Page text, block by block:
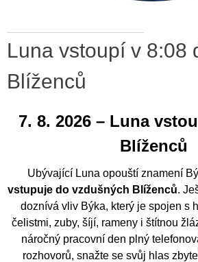
Luna vstoupí v 8:08
Blíženců
7. 8. 2026 – Luna
Blíženců
Ubývající Luna opouští znamení
vstupuje do vzdušných Blíženců.
doznívá vliv Býka, který je spojen s
čelistmi, zuby, šíjí, rameny i štítnou
náročný pracovní den plný
rozhovorů, snažte se svůj hlas